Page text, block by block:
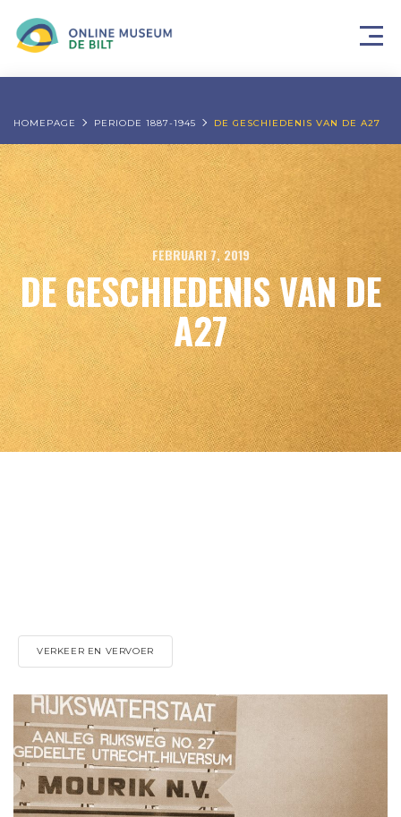
HOMEPAGE PERIODE 1887-1945 DE GESCHIEDENIS VAN DE A27
FEBRUARI 7, 2019
DE GESCHIEDENIS VAN DE
A27
VERKEER EN VERVOER